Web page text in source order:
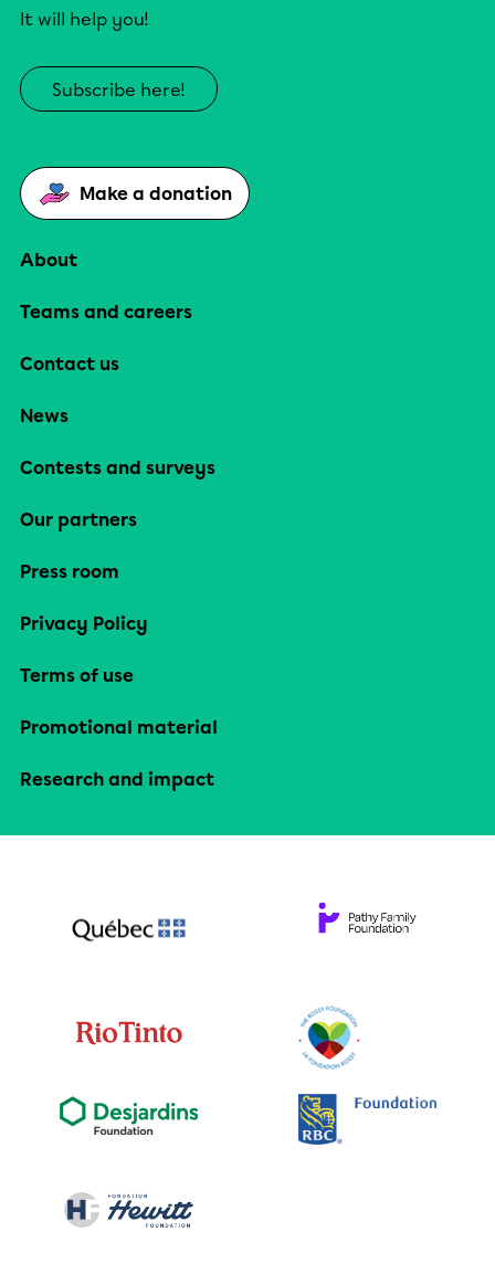
It will help you!
Subscribe here!
Make a donation
About
Teams and careers
Contact us
News
Contests and surveys
Our partners
Press room
Privacy Policy
Terms of use
Promotional material
Research and impact